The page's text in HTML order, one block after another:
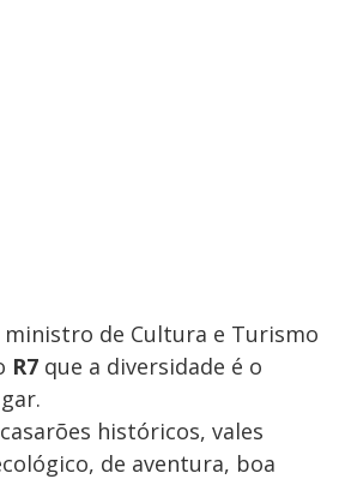
ministro de Cultura e Turismo
R7 que a diversidade é o
históricos, vales
de aventura, boa